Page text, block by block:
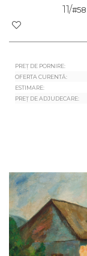
11/#58
PREȚ DE PORNIRE:
OFERTA CURENTĂ:
ESTIMARE:
PREȚ DE ADJUDECARE: